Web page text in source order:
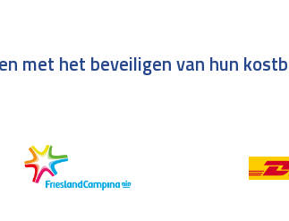
met het beveiligen van hun